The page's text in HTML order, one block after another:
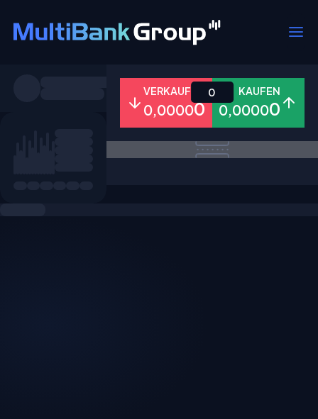
Alle Forex Metalle Aktien
VERKAUFEN
0,00000
KAUFEN
0,00000
0